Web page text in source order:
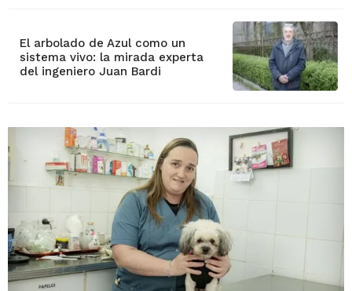
El arbolado de Azul como un
sistema vivo: la mirada experta
del ingeniero Juan Bardi